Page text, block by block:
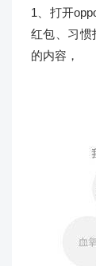
1、打开
红包、习惯
的内容，